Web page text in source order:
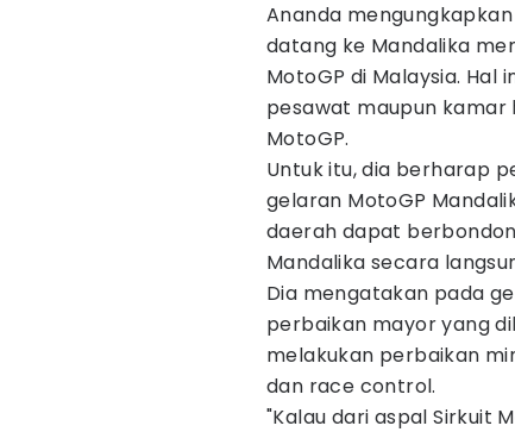
Ananda
datang ke Mandalika
MotoGP di Malaysia. Hal
pesawat maupun
MotoGP.
Untuk itu, dia berharap
gelaran MotoGP
daerah dapat
Mandalika secara
Dia mengatakan pada
perbaikan mayor yang
melakukan perbaikan
dan race control.
"Kalau dari aspal Sirkuit